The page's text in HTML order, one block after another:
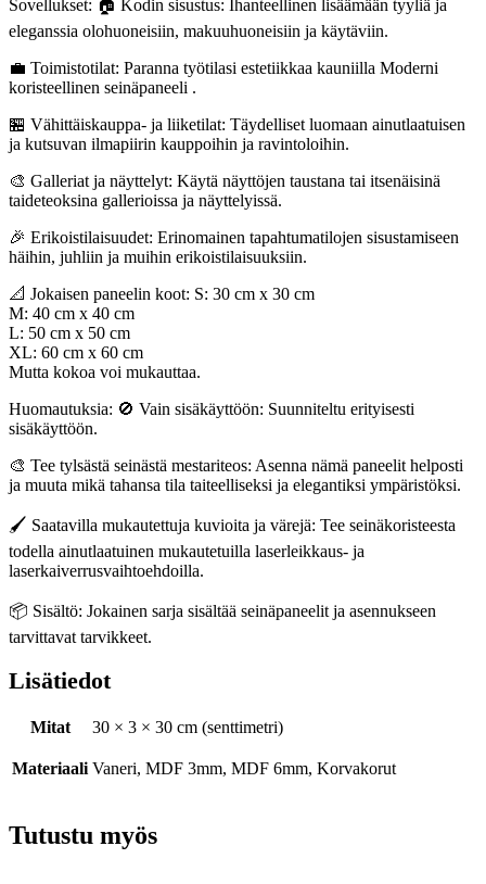
Sovellukset: 🏠 Kodin sisustus: Ihanteellinen lisäämään tyyliä ja
eleganssia olohuoneisiin, makuuhuoneisiin ja käytäviin.
💼 Toimistotilat: Paranna työtilasi estetiikkaa kauniilla Moderni
koristeellinen seinäpaneeli .
🏪 Vähittäiskauppa- ja liiketilat: Täydelliset luomaan ainutlaatuisen
ja kutsuvan ilmapiirin kauppoihin ja ravintoloihin.
🎨 Galleriat ja näyttelyt: Käytä näyttöjen taustana tai itsenäisinä
taideteoksina gallerioissa ja näyttelyissä.
🎉 Erikoistilaisuudet: Erinomainen tapahtumatilojen sisustamiseen
häihin, juhliin ja muihin erikoistilaisuuksiin.
📐 Jokaisen paneelin koot: S: 30 cm x 30 cm
M: 40 cm x 40 cm
L: 50 cm x 50 cm
XL: 60 cm x 60 cm
Mutta kokoa voi mukauttaa.
Huomautuksia: 🚫 Vain sisäkäyttöön: Suunniteltu erityisesti
sisäkäyttöön.
🎨 Tee tylsästä seinästä mestariteos: Asenna nämä paneelit helposti
ja muuta mikä tahansa tila taiteelliseksi ja elegantiksi ympäristöksi.
🖌️ Saatavilla mukautettuja kuvioita ja värejä: Tee seinäkoristeesta
todella ainutlaatuinen mukautetuilla laserleikkaus- ja
laserkaiverrusvaihtoehdoilla.
📦 Sisältö: Jokainen sarja sisältää seinäpaneelit ja asennukseen
tarvittavat tarvikkeet.
Lisätiedot
Mitat 30 × 3 × 30 cm (senttimetri)
Materiaali Vaneri, MDF 3mm, MDF 6mm, Korvakorut
Tutustu myös